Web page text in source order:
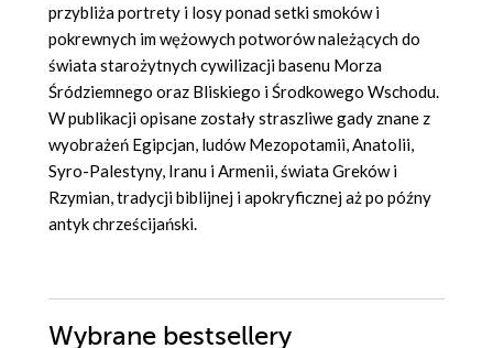
przybliża portrety i losy ponad setki smoków i
pokrewnych im wężowych potworów należących do
świata starożytnych cywilizacji basenu Morza
Śródziemnego oraz Bliskiego i Środkowego Wschodu.
W publikacji opisane zostały straszliwe gady znane z
wyobrażeń Egipcjan, ludów Mezopotamii, Anatolii,
Syro-Palestyny, Iranu i Armenii, świata Greków i
Rzymian, tradycji biblijnej i apokryficznej aż po późny
antyk chrześcijański.
Wybrane bestsellery